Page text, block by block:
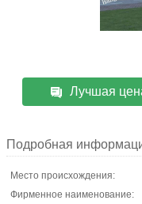
Лучшая
Подробная
Место происхождения:
Фирменное наименование: